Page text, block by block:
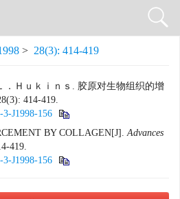
> 28(3): 414-419
．Ｈｕｋｉｎｓ. 胶原对生物组织的增
414-419.
3-J1998-156
BY COLLAGEN[J].Advances
419.
3-J1998-156